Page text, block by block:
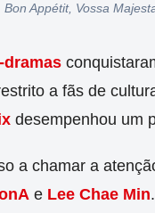
Bon Appétit, Vossa
dramas
a fãs de
desempenhou um
a chamar a
e Lee Chae Min